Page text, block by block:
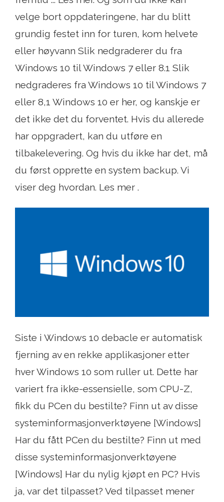
velge bort oppdateringene, har du blitt
grundig festet inn for turen, kom helvete
eller høyvann Slik nedgraderer du fra
Windows 10 til Windows 7 eller 8.1 Slik
nedgraderes fra Windows 10 til Windows 7
eller 8,1 Windows 10 er her, og kanskje er
det ikke det du forventet. Hvis du allerede
har oppgradert, kan du utføre en
tilbakelevering. Og hvis du ikke har det, må
du først opprette en system backup. Vi
viser deg hvordan. Les mer .
Siste i Windows 10 debacle er automatisk
fjerning av en rekke applikasjoner etter
hver Windows 10 som ruller ut. Dette har
variert fra ikke-essensielle, som CPU-Z,
fikk du PCen du bestilte? Finn ut av disse
systeminformasjonverktøyene [Windows]
Har du fått PCen du bestilte? Finn ut med
disse systeminformasjonverktøyene
[Windows] Har du nylig kjøpt en PC? Hvis
ja, var det tilpasset? Ved tilpasset mener